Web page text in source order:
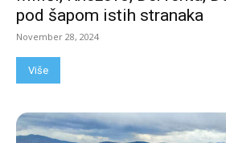
pod šapom istih stranaka
November 28, 2024
Više